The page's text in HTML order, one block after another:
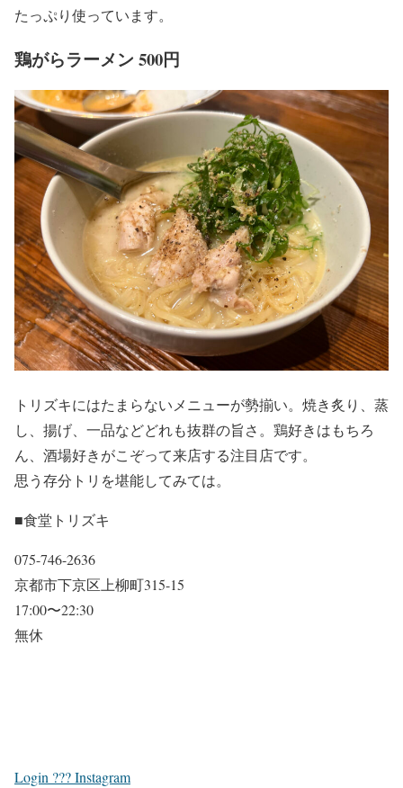
たっぷり使っています。
鶏がらラーメン 500円
トリズキにはたまらないメニューが勢揃い。焼き炙り、蒸
し、揚げ、一品などどれも抜群の旨さ。鶏好きはもちろ
ん、酒場好きがこぞって来店する注目店です。
思う存分トリを堪能してみては。
■食堂トリズキ
075-746-2636
京都市下京区上柳町315-15
17:00〜22:30
無休
Login ??? Instagram